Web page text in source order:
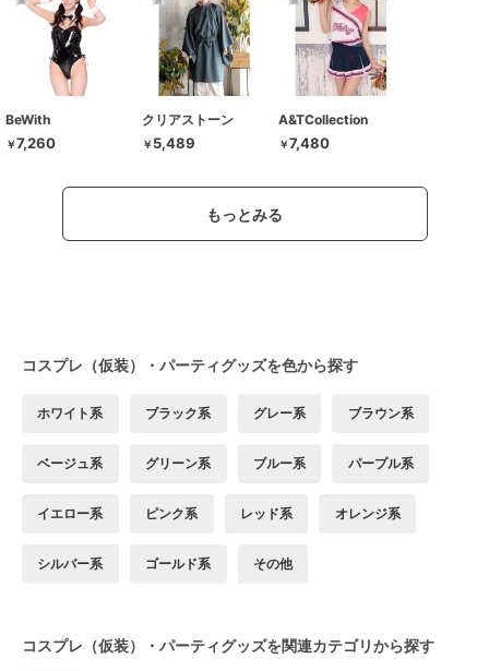
BeWith
￥7,260
クリアストーン
￥ 5,489
A&TCollection
￥7,480
もっとみる
コスプレ（仮装）・パーティグッズを色から探す
ホワイト系 ブラック系 グレー系 ブラウン系
ベージュ系 グリーン系 ブルー系 パープル系
イエロー系 ピンク系 レッド系 オレンジ系
シルバー系 ゴールド系 その他
コスプレ（仮装）・パーティグッズを関連カテゴリから探す